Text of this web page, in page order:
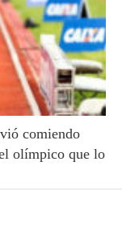
comiendo
olímpico que lo